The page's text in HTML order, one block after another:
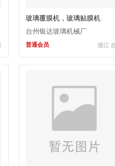
玻璃覆膜机，玻璃贴膜机
台州银达玻璃机械厂
浙江
普通会员